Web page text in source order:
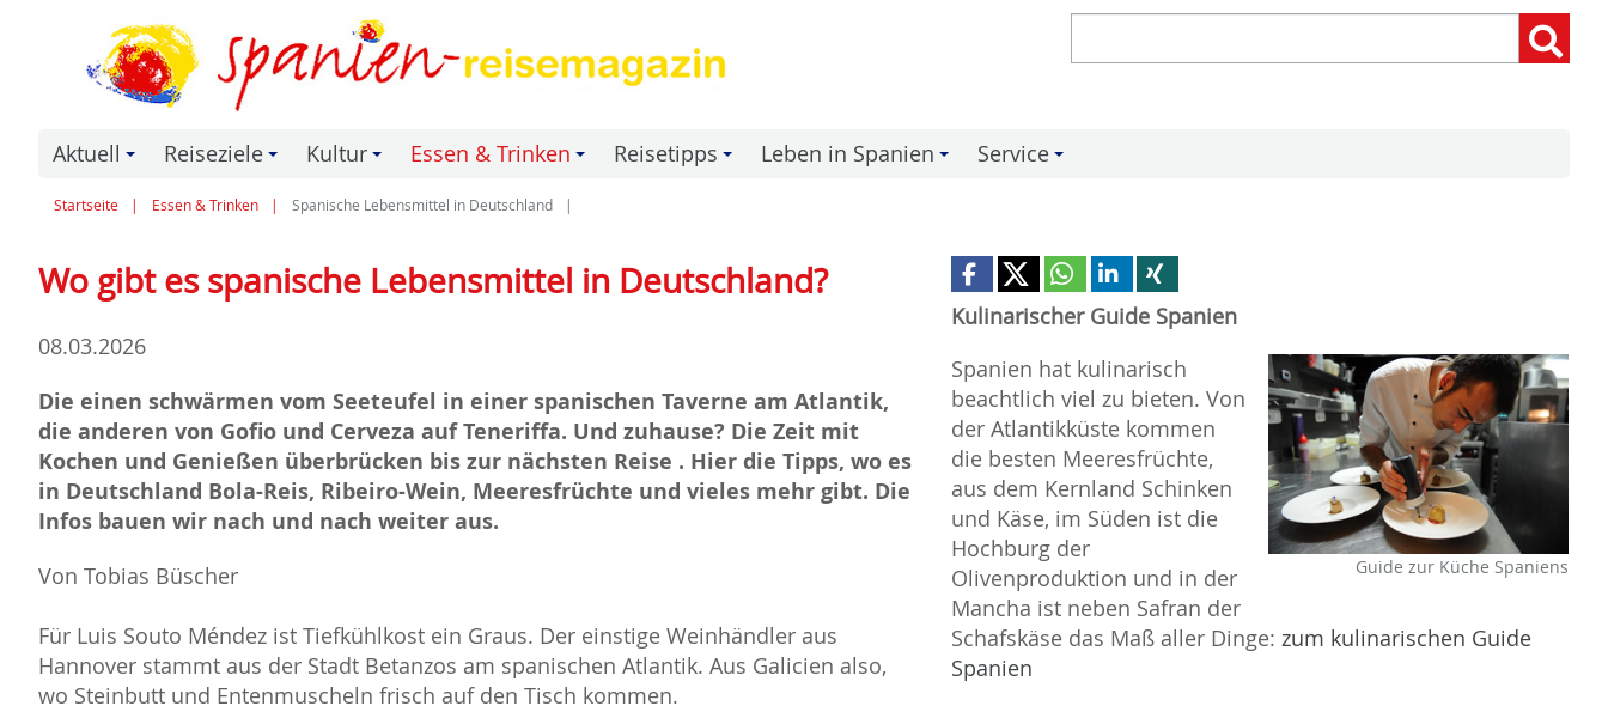
Suchen:
Aktuell Reiseziele Kultur Essen & Trinken Reisetipps Leben in Spanien Service
Startseite Essen & Trinken Spanische Lebensmittel in Deutschland
Wo gibt es spanische Lebensmittel in Deutschland?
08.03.2026
Die einen schwärmen vom Seeteufel in einer spanischen Taverne am Atlantik,
die anderen von Gofio und Cerveza auf Teneriffa. Und zuhause? Die Zeit mit
Kochen und Genießen überbrücken bis zur nächsten Reise . Hier die Tipps, wo es
in Deutschland Bola-Reis, Ribeiro-Wein, Meeresfrüchte und vieles mehr gibt. Die
Infos bauen wir nach und nach weiter aus.
Von Tobias Büscher
Für Luis Souto Méndez ist Tiefkühlkost ein Graus. Der einstige Weinhändler aus
Hannover stammt aus der Stadt Betanzos am spanischen Atlantik. Aus Galicien also,
wo Steinbutt und Entenmuscheln frisch auf den Tisch kommen.
Kulinarischer Guide Spanien
Guide zur Küche Spaniens
Spanien hat kulinarisch
beachtlich viel zu bieten. Von
der Atlantikküste kommen
die besten Meeresfrüchte,
aus dem Kernland Schinken
und Käse, im Süden ist die
Hochburg der
Olivenproduktion und in der
Mancha ist neben Safran der
Schafskäse das Maß aller Dinge: zum kulinarischen Guide
Spanien